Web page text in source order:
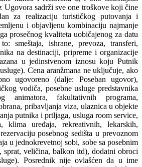
Ugovora sadrži sve one troškove koji čine
za realizaciju turističkog putovanja i
i objavljenu kombinaciju najmanje
prosečnog kvaliteta uobičajenog za datu
smeštaja, ishrane, prevoza, transferi,
na destinaciji, pripreme i organizacije
u jedinstvenom iznosu koju Putnik
Cena aranžmana ne uključuje, ako
ugovoreno (dalje: Poseban ugovor),
vodiča, posebne usluge predstavnika
animatora, fakultativnih programa,
pribavljanja viza, ulaznica u objekte
putnika i prtljaga, usluga room service,
klima uređaja, rekreativnih, lekarskih,
posebnog sedišta u prevoznom
u jednokrevetnoj sobi, sobe sa posebnim
sprat, veličina, balkon itd), dodatni obroci
Posrednik nije ovlašćen da u ime